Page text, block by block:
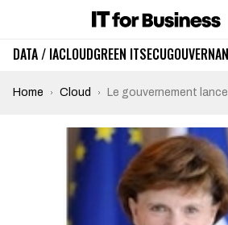
DATA / IACLOUDGREEN ITSECU
Home Cloud Le gouvernement